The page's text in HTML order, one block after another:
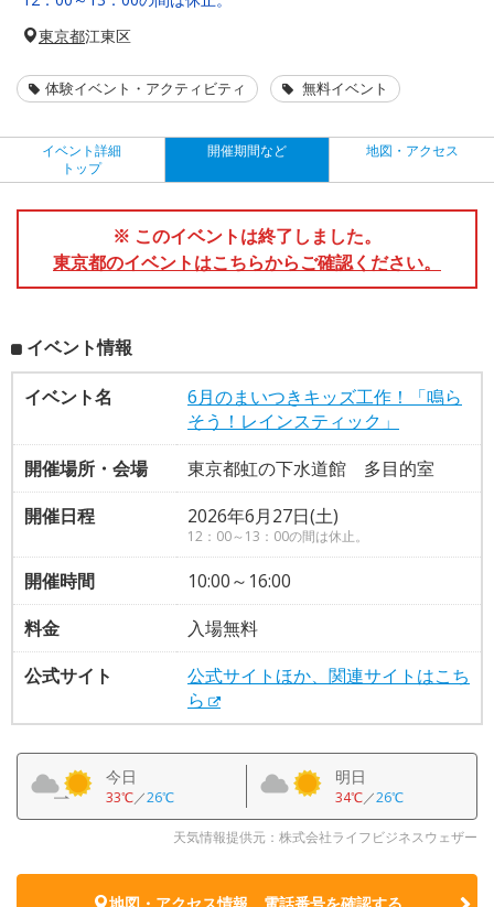
東京都江東区
体験イベント・アクティビティ 無料イベント
イベント詳細
トップ
開催期間など 地図・アクセス
※ このイベントは終了しました。
東京都のイベントはこちらからご確認ください。
イベント情報
イベント名
6月のまいつきキッズ工作！「鳴ら
そう！レインスティック」
開催場所・会場
東京都虹の下水道館 多目的室
開催日程
2026年6月27日(土)
12：00～13：00の間は休止。
開催時間
10:00～16:00
料金
入場無料
公式サイト
公式サイトほか、関連サイトはこち
ら
今日
33℃／26℃
明日
34℃／26℃
天気情報提供元：株式会社ライフビジネスウェザー
地図・アクセス情報、電話番号を確認する